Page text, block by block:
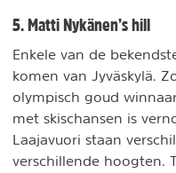
5. Matti Nykänen’s hill
Enkele van de
komen van Jyväskylä.
olympisch goud
met skischansen is
Laajavuori staan
verschillende hoogten.